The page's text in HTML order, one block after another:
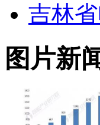
吉林
图片新